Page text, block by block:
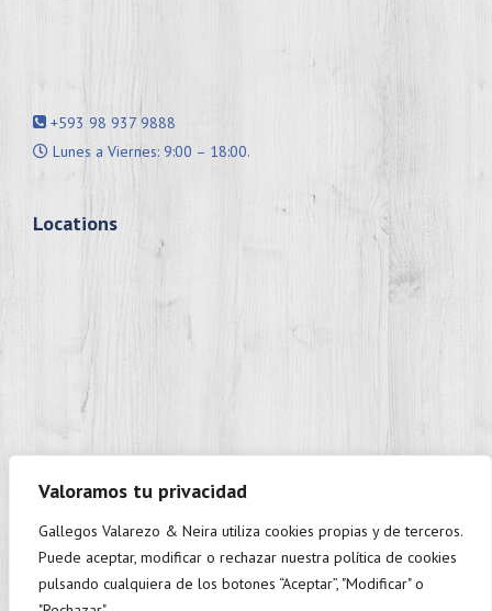
Valoramos tu privacidad
Gallegos Valarezo & Neira utiliza cookies propias y de terceros.
Puede aceptar, modificar o rechazar nuestra política de cookies
pulsando cualquiera de los botones “Aceptar”, "Modificar" o
+593 98 937 9888
Lunes a Viernes: 9:00 – 18:00.
Locations
+593 98 937 9888
Monday to Friday: 9:00 - 18:00.